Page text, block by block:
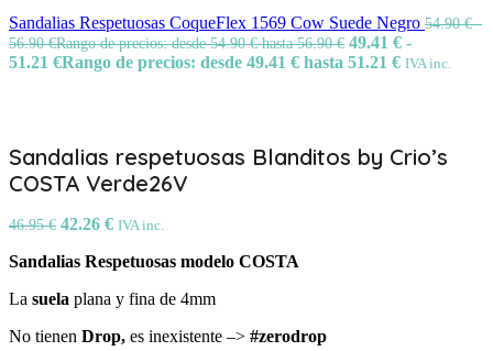
Sandalias Respetuosas CoqueFlex 1569 Cow Suede Negro 54.90€ -
56.90€Rango de precios: desde 54.90 € hasta 56.90 € 49.41 € -
51.21 €Rango de precios: desde 49.41 € hasta 51.21 € IVA inc.
Sandalias respetuosas Blanditos by Crio’s
COSTA Verde26V
46.95€ 42.26 € IVA inc.
Sandalias Respetuosas modelo COSTA
La suela plana y fina de 4mm
No tienen Drop, es inexistente –> #zerodrop